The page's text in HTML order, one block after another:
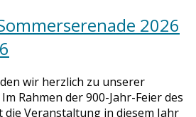
2026
wir herzlich zu unserer
Rahmen der 900-Jahr-Feier des
Veranstaltung in diesem Jahr